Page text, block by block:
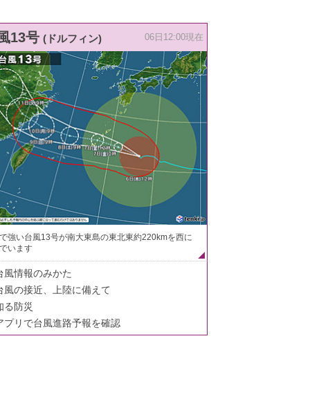
13号 (ドルフィン) 06日12:00現在
強い台風13号が南大東島の東北東約220kmを西に
います
風情報のみかた
風の接近、上陸に備えて
る防災
プリで台風進路予報を確認